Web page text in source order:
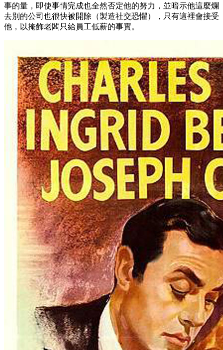
事的量，即使事情完成也全然否定他的努力，並暗示他這麼爛
去別的公司也很快被開除（製造社交恐懼），只有這裡會接受
他，以掩飾老闆只給員工低薪的事實。